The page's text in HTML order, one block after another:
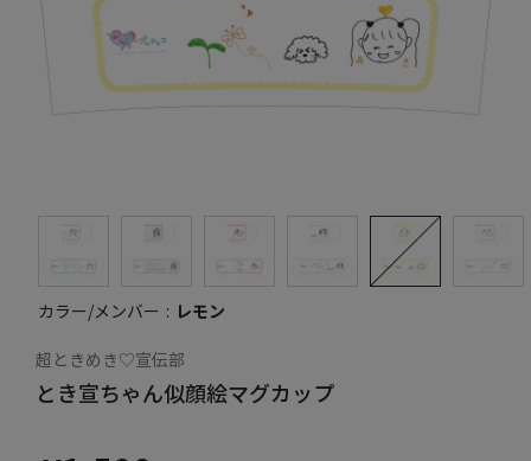
カラー/メンバー レモン
超ときめき♡宣伝部
とき宣ちゃん似顔絵マグカップ